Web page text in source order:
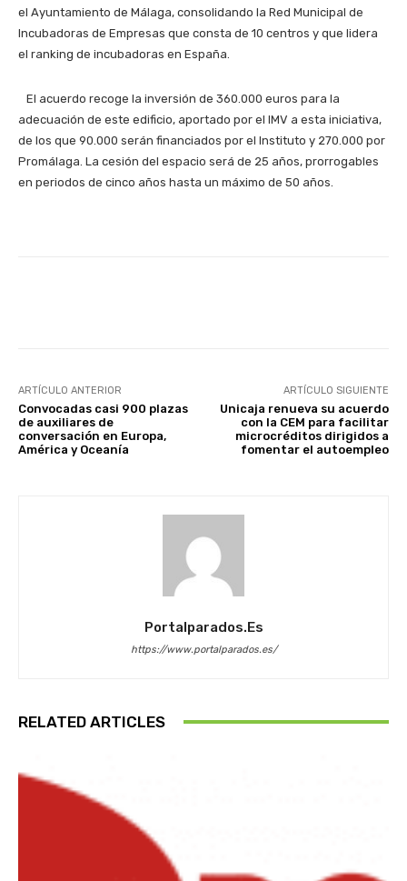
el Ayuntamiento de Málaga, consolidando la Red Municipal de
Incubadoras de Empresas que consta de 10 centros y que lidera
el ranking de incubadoras en España.
El acuerdo recoge la inversión de 360.000 euros para la
adecuación de este edificio, aportado por el IMV a esta iniciativa,
de los que 90.000 serán financiados por el Instituto y 270.000 por
Promálaga. La cesión del espacio será de 25 años, prorrogables
en periodos de cinco años hasta un máximo de 50 años.
ARTÍCULO ANTERIOR
Convocadas casi 900 plazas
de auxiliares de
conversación en Europa,
América y Oceanía
ARTÍCULO SIGUIENTE
Unicaja renueva su acuerdo
con la CEM para facilitar
microcréditos dirigidos a
fomentar el autoempleo
Portalparados.es
https://www.portalparados.es/
RELATED ARTICLES